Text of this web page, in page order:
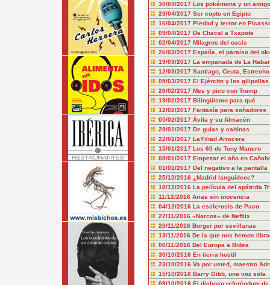
30/04/2017 Los pokémons y un amigo
23/04/2017 Ser copto en Egipto
16/04/2017 Piedad y terror en
09/04/2017 De Chacal a Txapote
02/04/2017 Milagros del oasis
26/03/2017 España, el paraíso del
19/03/2017 La empanada de La
12/03/2017 Santiago, Ceuta,
05/03/2017 El Ejército y los gilipollas
26/02/2017 Mes y pico con Trump
19/02/2017 Bilingüismo para qué
12/02/2017 Fantasía para soñadores
05/02/2017 Ávila y su Almacén
29/01/2017 De guías y cabinas
22/01/2017 LaYihad Arrocera
15/01/2017 Los 60 de Tony Manero
08/01/2017 Empezar el año en
01/01/2017 Del negativo a la pantalla
25/12/2016 ¿Madrid languidece?
18/12/2016 La película del apátrida
11/12/2016 Arias sin inocencia
04/12/2016 La esclerosis de Paco
27/11/2016 «Narcos» de Neftlix
20/11/2016 Burger por sevillanas
13/11/2016 De la que nos hemos
06/11/2016 Del Europa a Bidea
30/10/2016 En tierra hostil
23/10/2016 Va por usted, maestro
15/10/2016 Barry Gibb, una voz sola
09/10/2016 El dichoso referéndum de